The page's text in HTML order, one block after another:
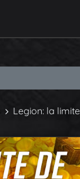
Legion: la